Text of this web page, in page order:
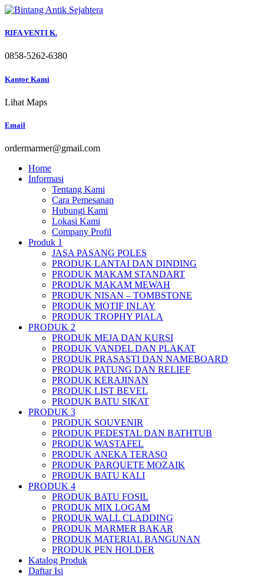
Skip
content
RIFA VENTI K.
0858-5262-6380
Kantor Kami
Lihat Maps
Email
ordermarmer@gmail.com
Home
Informasi
Tentang Kami
Cara Pemesanan
Hubungi Kami
Lokasi Kami
Company Profil
Produk 1
JASA PASANG POLES
PRODUK LANTAI DAN DINDING
PRODUK MAKAM STANDART
PRODUK MAKAM MEWAH
PRODUK NISAN – TOMBSTONE
PRODUK MOTIF INLAY
PRODUK TROPHY PIALA
PRODUK 2
PRODUK MEJA DAN KURSI
PRODUK VANDEL DAN PLAKAT
PRODUK PRASASTI DAN NAMEBOARD
PRODUK PATUNG DAN RELIEF
PRODUK KERAJINAN
PRODUK LIST BEVEL
PRODUK BATU SIKAT
PRODUK 3
PRODUK SOUVENIR
PRODUK PEDESTAL DAN BATHTUB
PRODUK WASTAFEL
PRODUK ANEKA TERASO
PRODUK PARQUETE MOZAIK
PRODUK BATU KALI
PRODUK 4
PRODUK BATU FOSIL
PRODUK MIX LOGAM
PRODUK WALL CLADDING
PRODUK MARMER BAKAR
PRODUK MATERIAL BANGUNAN
PRODUK PEN HOLDER
Katalog Produk
Daftar Isi